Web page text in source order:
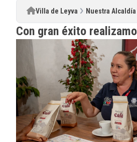
Villa de Leyva Nuestra Alcaldía
Con gran éxito